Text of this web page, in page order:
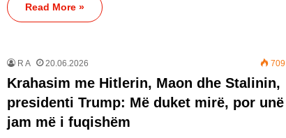
Read More »
R A 20.06.2026 709
Krahasim me Hitlerin, Maon dhe Stalinin,
presidenti Trump: Më duket mirë, por unë
jam më i fuqishëm